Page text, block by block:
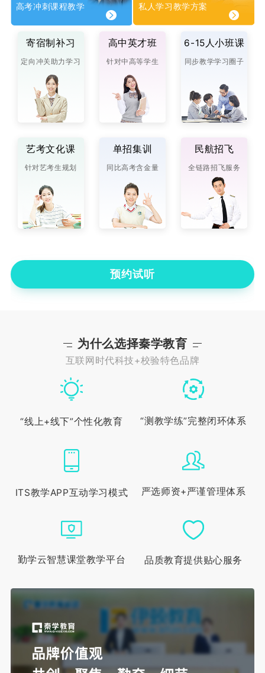
高考冲刺课程教学 私人学习教学方案
寄宿制补习
定向冲关助力学习
高中英才班
针对中高等学生
6-15人小班课
同步教学学习圈子
艺考文化课
针对艺考生规划
单招集训
同比高考含金量
民航招飞
全链路招飞服务
预约试听
为什么选择秦学教育
互联网时代科技+校验特色品牌
“线上+线下”个性化教育 “测教学练”完整闭环体系
ITS教学APP互动学习模式 严选师资+严谨管理体系
勤学云智慧课堂教学平台 品质教育提供贴心服务